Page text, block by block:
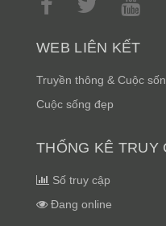
WEB LIÊN KẾT
Truyền thông & Cuộc
Cuộc sống đẹp
THỐNG KÊ TRUY
Số truy cập
Đang online